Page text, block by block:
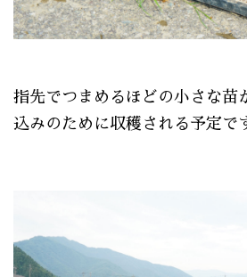
指先でつまめるほどの小さな苗
込みのために収穫される予定で